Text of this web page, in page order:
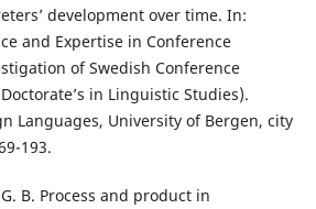
development over time. In:
and Expertise in Conference
of Swedish Conference
in Linguistic Studies).
Languages, University of Bergen, city
193.
G. B. Process and product in